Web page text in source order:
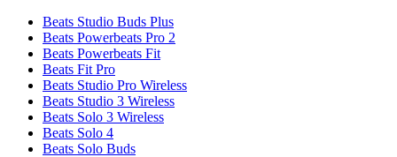
Beats Studio Buds Plus
Beats Powerbeats Pro 2
Beats Powerbeats Fit
Beats Fit Pro
Beats Studio Pro Wireless
Beats Studio 3 Wireless
Beats Solo 3 Wireless
Beats Solo 4
Beats Solo Buds